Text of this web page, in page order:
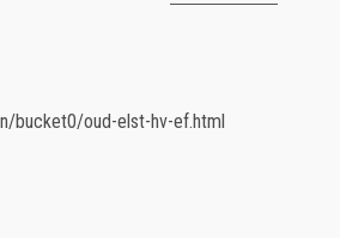
bucket0/oud-elst-hv-ef.html